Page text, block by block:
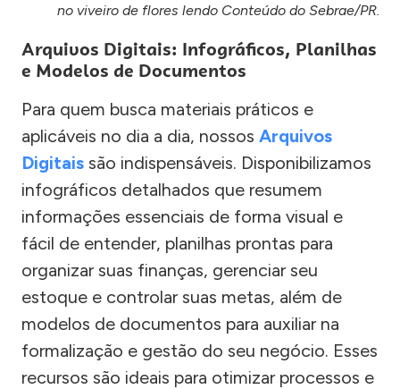
no viveiro de flores lendo Conteúdo do Sebrae/PR.
Arquivos Digitais: Infográficos, Planilhas
e Modelos de Documentos
Para quem busca materiais práticos e
aplicáveis no dia a dia, nossos Arquivos
Digitais são indispensáveis. Disponibilizamos
infográficos detalhados que resumem
informações essenciais de forma visual e
fácil de entender, planilhas prontas para
organizar suas finanças, gerenciar seu
estoque e controlar suas metas, além de
modelos de documentos para auxiliar na
formalização e gestão do seu negócio. Esses
recursos são ideais para otimizar processos e